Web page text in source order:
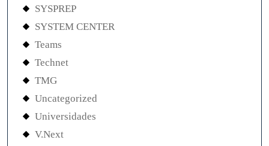
SYSPREP
SYSTEM CENTER
Teams
Technet
TMG
Uncategorized
Universidades
V.Next